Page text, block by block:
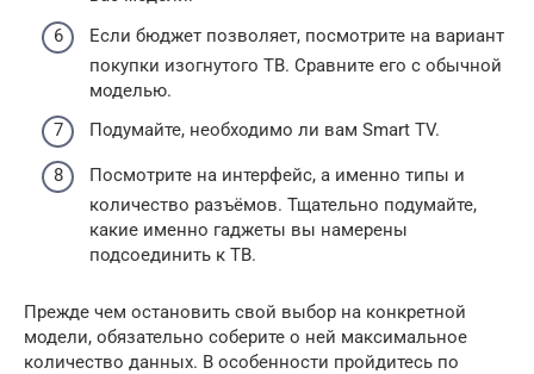
Если бюджет позволяет, посмотрите на вариант
покупки изогнутого ТВ. Сравните его с обычной
моделью.
Подумайте, необходимо ли вам Smart TV.
Посмотрите на интерфейс, а именно типы и
количество разъёмов. Тщательно подумайте,
какие именно гаджеты вы намерены
подсоединить к ТВ.
Прежде чем остановить свой выбор на конкретной
модели, обязательно соберите о ней максимальное
количество данных. В особенности пройдитесь по